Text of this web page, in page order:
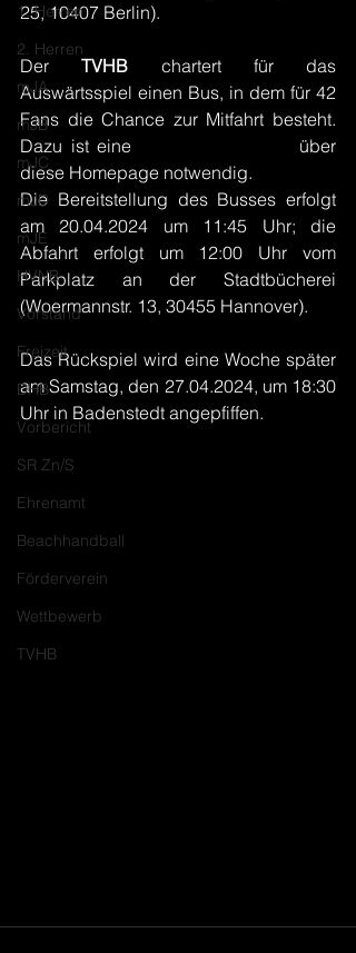
1. Herren
2. Herren
mJA
mJB
mJC
mJD
mJE
HVNB
Vorstand
Freizeit
DHB
Vorbericht
SR Zn/S
Ehrenamt
Beachhandball
Förderverein
Wettbewerb
TVHB
25, 10407 Berlin).
Der TVHB chartert für das
Auswärtsspiel einen Bus, in dem für 42
Fans die Chance zur Mitfahrt besteht.
Dazu ist eine
über
diese Homepage notwendig.
Die Bereitstellung des Busses erfolgt
am 20.04.2024 um 11:45 Uhr; die
Abfahrt erfolgt um 12:00 Uhr vom
Parkplatz an der Stadtbücherei
(Woermannstr. 13, 30455 Hannover).
Das Rückspiel wird eine Woche später
am Samstag, den 27.04.2024, um 18:30
Uhr in Badenstedt angepfiffen.